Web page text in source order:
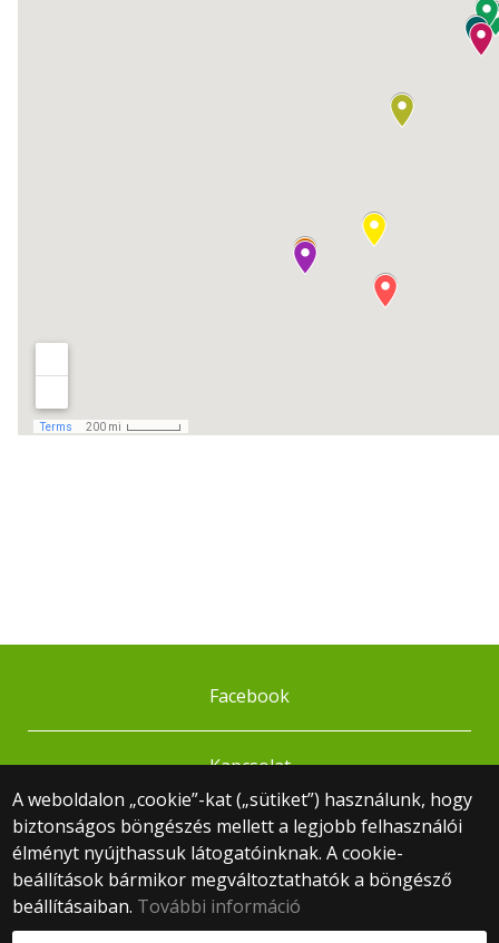
A weboldalon „cookie”-kat („sütiket”) használunk, hogy
biztonságos böngészés mellett a legjobb felhasználói
élményt nyújthassuk látogatóinknak. A cookie-
beállítások bármikor megváltoztathatók a böngésző
beállításaiban. További információ
Facebook
Kapcsolat
© 2025 Eötvös Loránd Tudományegyetem
Minden jog fenntartva.
1053 Budapest, Egyetem tér 1–3.
Központi telefonszám: +36 1 411 6500
Webfejlesztés: